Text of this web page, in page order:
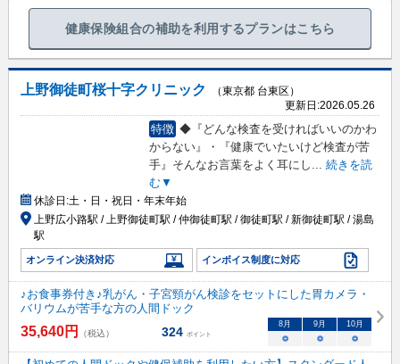
健康保険組合の補助を利用するプランはこちら
上野御徒町桜十字クリニック
（東京都 台東区）
更新日:2026.05.26
特徴 ◆『どんな検査を受ければいいのかわ
からない』・『健康でいたいけど検査が苦
手』そんなお言葉をよく耳にし
続きを読
む▼
休診日:土・日・祝日・年末年始
上野広小路駅 / 上野御徒町駅 / 仲御徒町駅 / 御徒町駅 / 新御徒町駅 / 湯島
駅
オンライン決済対応 インボイス制度に対応
♪お食事券付き♪乳がん・子宮頸がん検診をセットにした胃カメラ・
バリウムが苦手な方の人間ドック
35,640円 （税込） 324 ポイント
8 月 9 月 10月
○ ○ ○